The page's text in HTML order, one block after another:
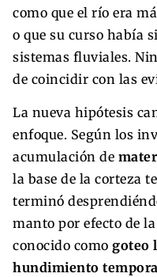
como que el río era
o que su curso había
sistemas fluviales.
de coincidir con las
La nueva hipótesis
enfoque. Según los
acumulación de
la base de la corteza
terminó
manto por efecto de
conocido como goteo
hundimiento